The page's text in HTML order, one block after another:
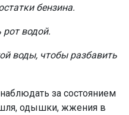
бензина.
водой.
воды, чтобы разбавить
за состоянием
одышки, жжения в